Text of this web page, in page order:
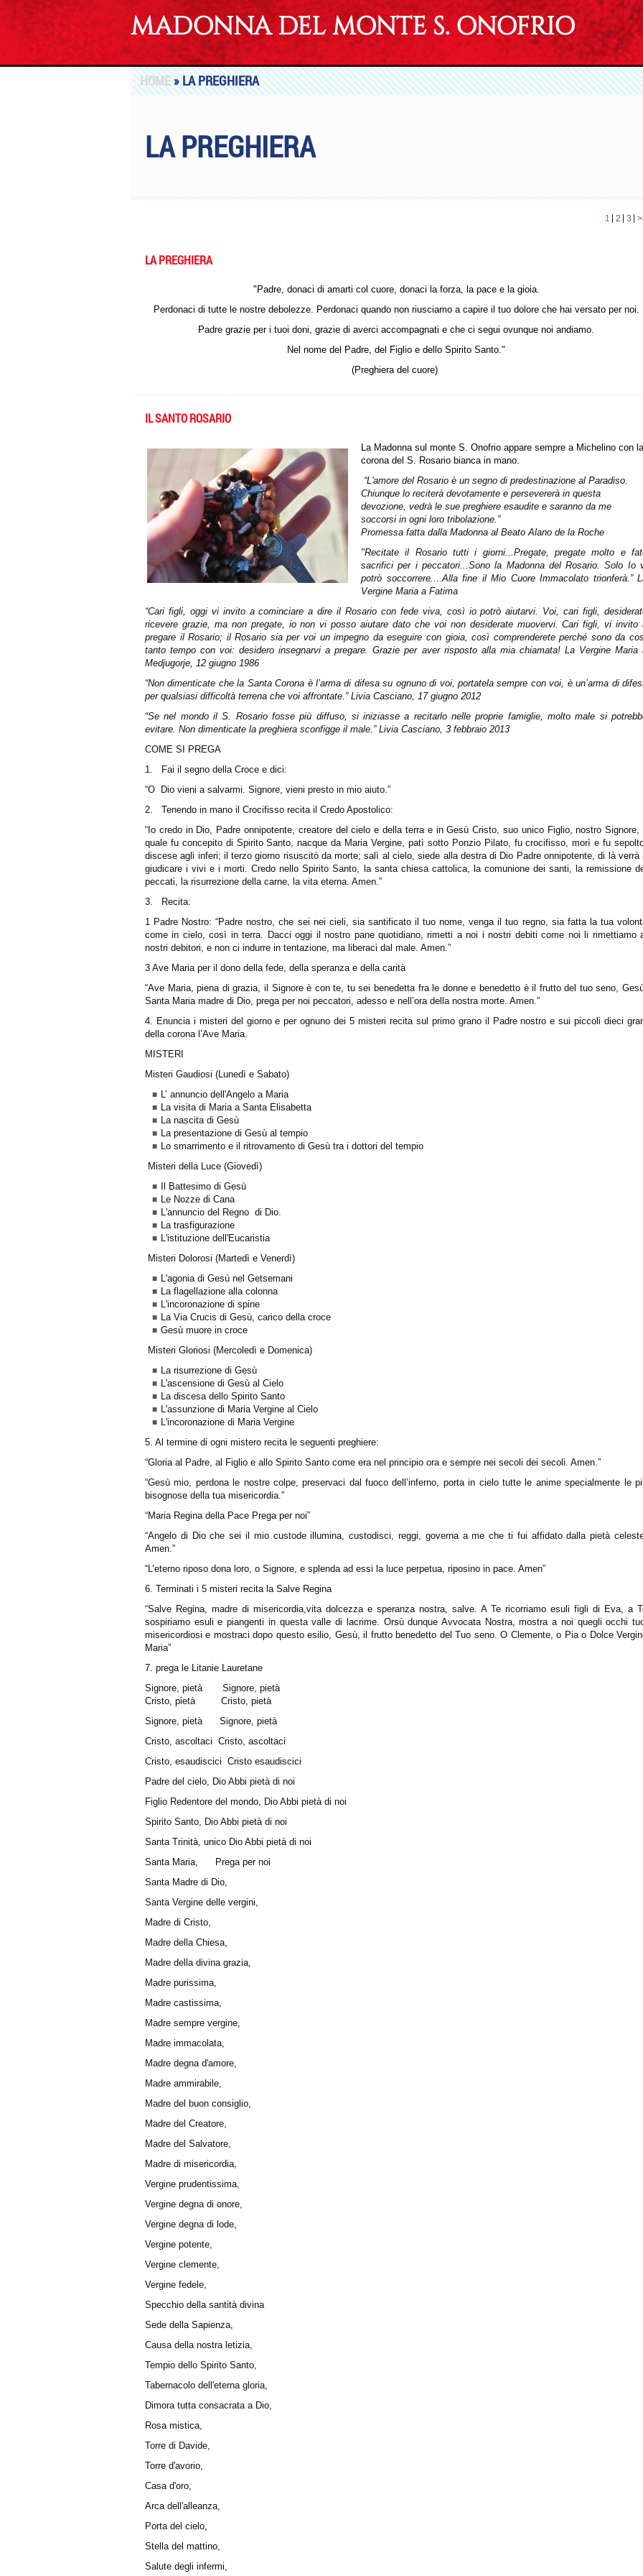
MADONNA DEL MONTE S. ONOFRIO
HOME» LA PREGHIERA
LA PREGHIERA
1 2 3
LA PREGHIERA
"Padre, donaci di amarti col cuore, donaci la forza, la pace e la gioia.
Perdonaci di tutte le nostre debolezze. Perdonaci quando non riusciamo a capire il tuo dolore che hai versato per noi.
Padre grazie per i tuoi doni, grazie di averci accompagnati e che ci segui ovunque noi andiamo.
Nel nome del Padre, del Figlio e dello Spirito Santo."
(Preghiera del cuore)
IL SANTO ROSARIO
La Madonna sul monte S. Onofrio appare sempre a Michelino con la
corona del S. Rosario bianca in mano.
“L'amore del Rosario è un segno di predestinazione al Paradiso.
Chiunque lo reciterà devotamente e persevererà in questa
devozione, vedrà le sue preghiere esaudite e saranno da me
soccorsi in ogni loro tribolazione.”
Promessa fatta dalla Madonna al Beato Alano de la Roche
"Recitate il Rosario tutti i giorni...Pregate, pregate molto e
sacrifici per i peccatori...Sono la Madonna del Rosario. Solo Io
potrò soccorrere....Alla fine il Mio Cuore Immacolato trionferà.”
Vergine Maria a Fatima
“Cari figli, oggi vi invito a cominciare a dire il Rosario con fede viva, così io potrò aiutarvi. Voi, cari figli,
ricevere grazie, ma non pregate, io non vi posso aiutare dato che voi non desiderate muovervi. Cari figli, vi invito
pregare il Rosario; il Rosario sia per voi un impegno da eseguire con gioia, così comprenderete perché sono da
tanto tempo con voi: desidero insegnarvi a pregare. Grazie per aver risposto alla mia chiamata! La Vergine Maria
Medjugorje, 12 giugno 1986
“Non dimenticate che la Santa Corona è l’arma di difesa su ognuno di voi, portatela sempre con voi, è un’arma di
per qualsiasi difficoltà terrena che voi affrontate.” Livia Casciano, 17 giugno 2012
“Se nel mondo il S. Rosario fosse più diffuso, si iniziasse a recitarlo nelle proprie famiglie, molto male si
evitare. Non dimenticate la preghiera sconfigge il male.” Livia Casciano, 3 febbraio 2013
COME SI PREGA
1.
Fai il segno della Croce e dici:
“O Dio vieni a salvarmi. Signore, vieni presto in mio aiuto.”
2.
Tenendo in mano il Crocifisso recita il Credo Apostolico:
“Io credo in Dio, Padre onnipotente, creatore del cielo e della terra e in Gesù Cristo, suo unico Figlio, nostro Signore,
quale fu concepito di Spirito Santo, nacque da Maria Vergine, patì sotto Ponzio Pilato, fu crocifisso, morì e fu
discese agli inferi; il terzo giorno risuscitò da morte; salì al cielo, siede alla destra di Dio Padre onnipotente, di là verrà
giudicare i vivi e i morti. Credo nello Spirito Santo, la santa chiesa cattolica, la comunione dei santi, la remissione
peccati, la risurrezione della carne, la vita eterna. Amen.”
3.
Recita:
1 Padre Nostro:“Padre nostro, che sei nei cieli, sia santificato il tuo nome, venga il tuo regno, sia fatta la tua
come in cielo, così in terra. Dacci oggi il nostro pane quotidiano, rimetti a noi i nostri debiti come noi li rimettiamo
nostri debitori, e non ci indurre in tentazione, ma liberaci dal male. Amen.”
3 Ave Maria per il dono della fede, della speranza e della carità
“Ave Maria, piena di grazia, il Signore è con te, tu sei benedetta fra le donne e benedetto è il frutto del tuo seno,
Santa Maria madre di Dio, prega per noi peccatori, adesso e nell’ora della nostra morte. Amen.”
4. Enuncia i misteri del giorno e per ognuno dei 5 misteri recita sul primo grano il Padre nostro e sui piccoli dieci
della corona l’Ave Maria.
MISTERI
Misteri Gaudiosi (Lunedì e Sabato)
L’ annuncio dell'Angelo a Maria
La visita di Maria a Santa Elisabetta
La nascita di Gesù
La presentazione di Gesù al tempio
Lo smarrimento e il ritrovamento di Gesù tra i dottori del tempio
Misteri della Luce (Giovedì)
Il Battesimo di Gesù
Le Nozze di Cana
L'annuncio del Regno di Dio.
La trasfigurazione
L'istituzione dell'Eucaristia
Misteri Dolorosi (Martedì e Venerdì)
L'agonia di Gesù nel Getsemani
La flagellazione alla colonna
L'incoronazione di spine
La Via Crucis di Gesù, carico della croce
Gesù muore in croce
Misteri Gloriosi (Mercoledì e Domenica)
La risurrezione di Gesù
L'ascensione di Gesù al Cielo
La discesa dello Spirito Santo
L'assunzione di Maria Vergine al Cielo
L'incoronazione di Maria Vergine
5. Al termine di ogni mistero recita le seguenti preghiere:
“Gloria al Padre, al Figlio e allo Spirito Santo come era nel principio ora e sempre nei secoli dei secoli. Amen.”
“Gesù mio, perdona le nostre colpe, preservaci dal fuoco dell’inferno, porta in cielo tutte le anime specialmente le
bisognose della tua misericordia.”
“Maria Regina della Pace Prega per noi”
“Angelo di Dio che sei il mio custode illumina, custodisci, reggi, governa a me che ti fui affidato dalla pietà
Amen.”
“L’eterno riposo dona loro, o Signore, e splenda ad essi la luce perpetua, riposino in pace. Amen”
6. Terminati i 5 misteri recita la Salve Regina
“Salve Regina, madre di misericordia,vita dolcezza e speranza nostra, salve. A Te ricorriamo esuli figli di Eva, a
sospiriamo esuli e piangenti in questa valle di lacrime. Orsù dunque Avvocata Nostra, mostra a noi quegli occhi
misericordiosi e mostraci dopo questo esilio, Gesù, il frutto benedetto del Tuo seno. O Clemente, o Pia o Dolce
Maria”
7. prega le Litanie Lauretane
Signore, pietà Signore, pietà
Cristo, pietà Cristo, pietà
Signore, pietà Signore, pietà
Cristo, ascoltaci Cristo, ascoltaci
Cristo, esaudiscici Cristo esaudiscici
Padre del cielo, Dio Abbi pietà di noi
Figlio Redentore del mondo, Dio Abbi pietà di noi
Spirito Santo, Dio Abbi pietà di noi
Santa Trinità, unico Dio Abbi pietà di noi
Santa Maria,
Prega per noi
Santa Madre di Dio,
Santa Vergine delle vergini,
Madre di Cristo,
Madre della Chiesa,
Madre della divina grazia,
Madre purissima,
Madre castissima,
Madre sempre vergine,
Madre immacolata,
Madre degna d'amore,
Madre ammirabile,
Madre del buon consiglio,
Madre del Creatore,
Madre del Salvatore,
Madre di misericordia,
Vergine prudentissima,
Vergine degna di onore,
Vergine degna di lode,
Vergine potente,
Vergine clemente,
Vergine fedele,
Specchio della santità divina
Sede della Sapienza,
Causa della nostra letizia,
Tempio dello Spirito Santo,
Tabernacolo dell'eterna gloria,
Dimora tutta consacrata a Dio,
Rosa mistica,
Torre di Davide,
Torre d'avorio,
Casa d'oro,
Arca dell'alleanza,
Porta del cielo,
Stella del mattino,
Salute degli infermi,